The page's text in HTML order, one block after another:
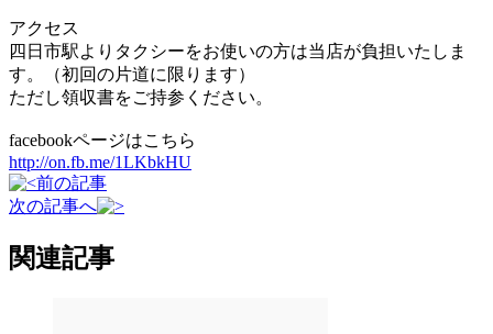
アクセス
四日市駅よりタクシーをお使いの方は当店が負担いたしま
す。（初回の片道に限ります）
ただし領収書をご持参ください。
facebookページはこちら
http://on.fb.me/1LKbkHU
前の記事
次の記事へ
関連記事